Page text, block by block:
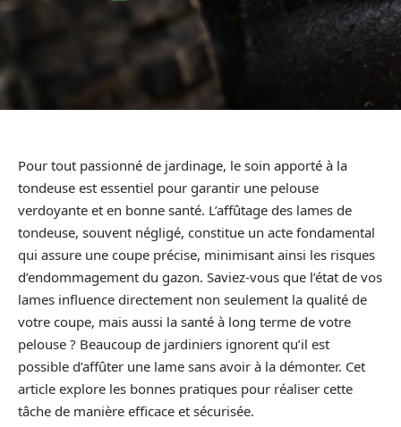
Pour tout passionné de jardinage, le soin apporté à la
tondeuse est essentiel pour garantir une pelouse
verdoyante et en bonne santé. L’affûtage des lames de
tondeuse, souvent négligé, constitue un acte fondamental
qui assure une coupe précise, minimisant ainsi les risques
d’endommagement du gazon. Saviez-vous que l’état de vos
lames influence directement non seulement la qualité de
votre coupe, mais aussi la santé à long terme de votre
pelouse ? Beaucoup de jardiniers ignorent qu’il est
possible d’affûter une lame sans avoir à la démonter. Cet
article explore les bonnes pratiques pour réaliser cette
tâche de manière efficace et sécurisée.